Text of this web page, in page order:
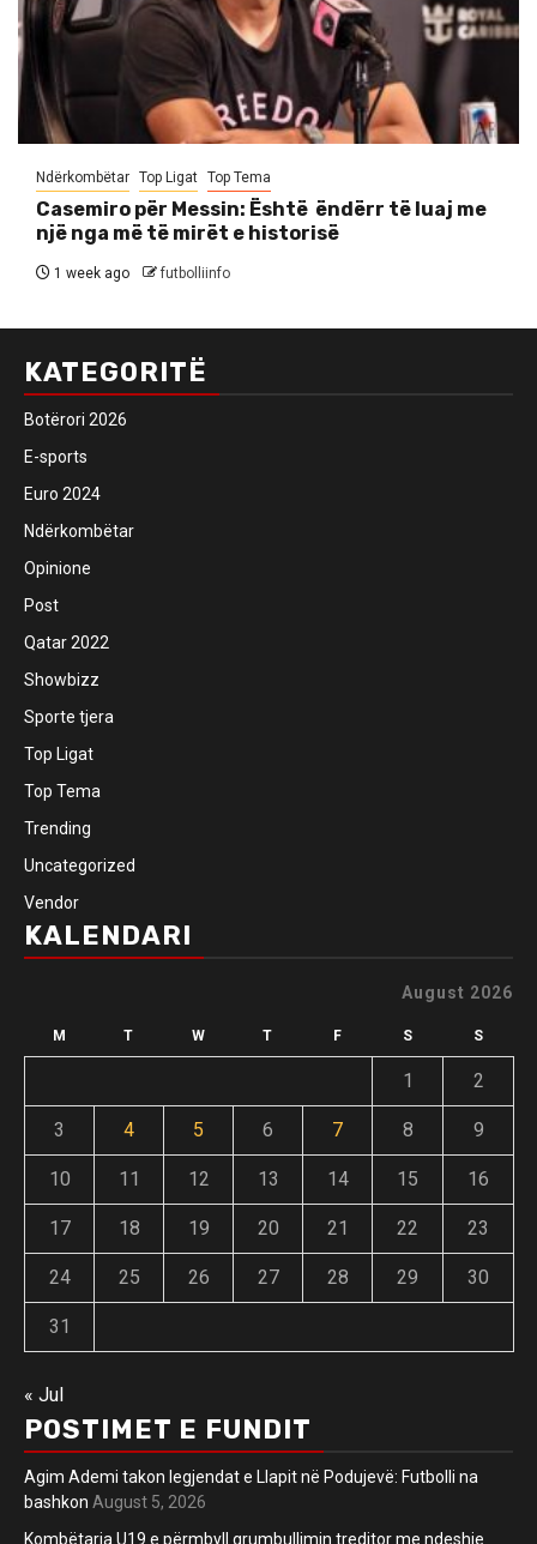
Ndërkombëtar Top Ligat Top Tema
Casemiro për Messin: Është ëndërr të luaj me
një nga më të mirët e historisë
1 week ago futbolliinfo
KATEGORITË
Botërori 2026
E-sports
Euro 2024
Ndërkombëtar
Opinione
Post
Qatar 2022
Showbizz
Sporte tjera
Top Ligat
Top Tema
Trending
Uncategorized
Vendor
KALENDARI
August 2026
M T W T F S S
1 2
3 4 5 6 7 8 9
10 11 12 13 14 15 16
17 18 19 20 21 22 23
24 25 26 27 28 29 30
31
« Jul
POSTIMET E FUNDIT
Agim Ademi takon legjendat e Llapit në Podujevë: Futbolli na
bashkon August 5, 2026
Kombëtarja U19 e përmbyll grumbullimin treditor me ndeshje